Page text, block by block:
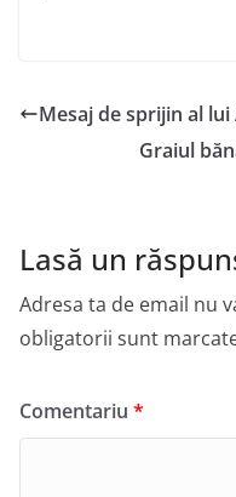
Mesaj de sprijin al lui
Graiul
Lasă un
Adresa ta de email nu
obligatorii sunt
Comentariu *